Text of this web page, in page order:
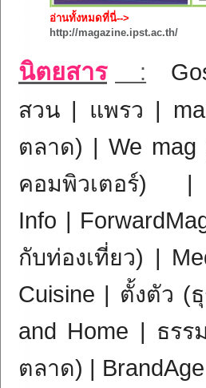
อ่านทั้งหมดที่นี่-->
http://magazine.ipst.ac.th/
นิตยสาร :
สวน
แพรว
ตลาด) | We mag
คอมพิวเตอร์
Info
กับท่องเที่ยว) |
Cuisine
ตั้งตัว (
and Home
ธรร
ตลาด) | BrandAge